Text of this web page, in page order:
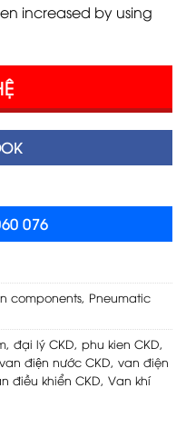
increased by using
076
components, Pneumatic
, đại lý CKD, phu kien CKD,
van điện nước CKD, van điện
điều khiển CKD, Van khí